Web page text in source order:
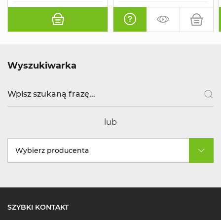
Wyszukiwarka
lub
Wybierz producenta
SZYBKI KONTAKT